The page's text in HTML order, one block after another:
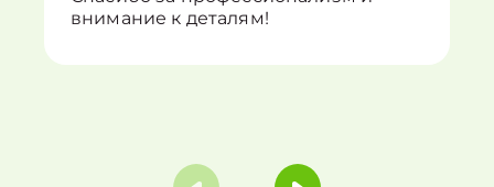
внимание к деталям!